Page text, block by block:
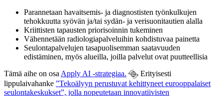
Parannetaan havaitsemis- ja diagnostisten työnkulkujen
tehokkuutta syövän ja/tai sydän- ja verisuonitautien alalla
Kriittisten tapausten priorisoinnin tukeminen
Vähennetään radiologiapalveluihin kohdistuvaa painetta
Seulontapalvelujen tasapuolisemman saatavuuden
edistäminen, myös alueilla, joilla palvelut ovat puutteellisia
Tämä aihe on osa Apply AI -strategiaa.
Erityisesti
lippulaivahanke ”Tekoälyyn perustuvat kehittyneet eurooppalaiset
seulontakeskukset”, jolla nopeutetaan innovatiivisten